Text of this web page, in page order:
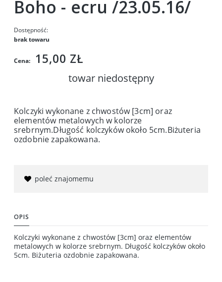
Boho - ecru /23.05.16/
Dostępność:
brak towaru
Cena: 15,00 ZŁ
towar niedostępny
Kolczyki wykonane z chwostów [3cm] oraz
elementów metalowych w kolorze
srebrnym.Długość kolczyków około 5cm.Biżuteria
ozdobnie zapakowana.
poleć znajomemu
OPIS
Kolczyki wykonane z chwostów [3cm] oraz elementów
metalowych w kolorze srebrnym. Długość kolczyków około
5cm. Biżuteria ozdobnie zapakowana.